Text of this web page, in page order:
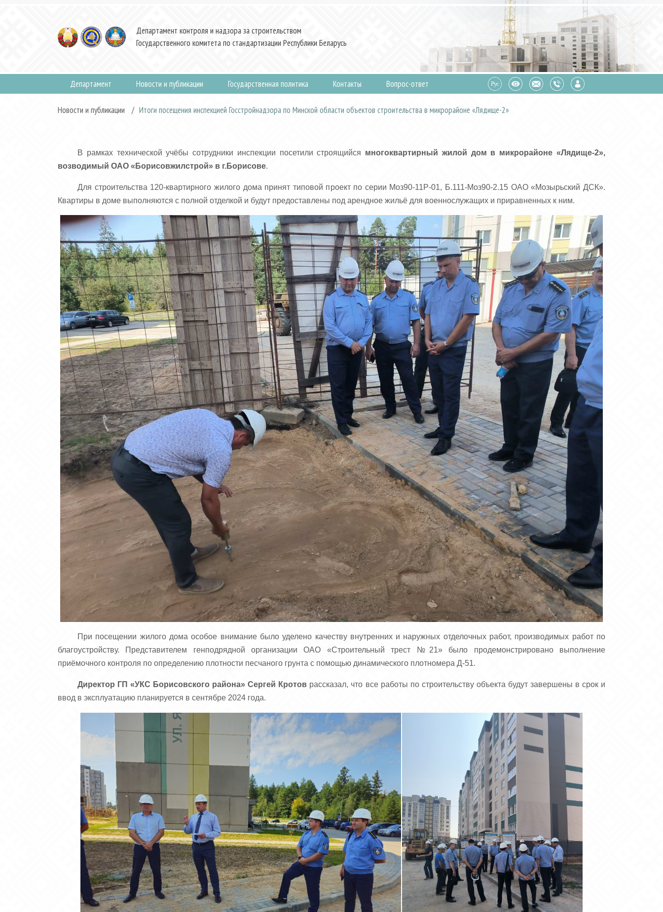
Департамент контроля и надзора за строительством
Государственного комитета по стандартизации Республики Беларусь
Департамент Новости и публикации Государственная политика Контакты Вопрос-ответ
Новости и публикации / Итоги посещения инспекцией Госстройнадзора по Минской области объектов строительства в микрорайоне «Лядище-2»
В рамках технической учёбы сотрудники инспекции посетили строящийся многоквартирный жилой дом в микрорайоне «Лядище-2»,
возводимый ОАО «Борисовжилстрой» в г.Борисове.
Для строительства 120-квартирного жилого дома принят типовой проект по серии Моз90-11Р-01, Б.111-Моз90-2.15 ОАО «Мозырьский ДСК».
Квартиры в доме выполняются с полной отделкой и будут предоставлены под арендное жильё для военнослужащих и приравненных к ним.
При посещении жилого дома особое внимание было уделено качеству внутренних и наружных отделочных работ, производимых работ по
благоустройству. Представителем генподрядной организации ОАО «Строительный трест №21» было продемонстрировано выполнение
приёмочного контроля по определению плотности песчаного грунта с помощью динамического плотномера Д-51.
Директор ГП «УКС Борисовского района» Сергей Кротов рассказал, что все работы по строительству объекта будут завершены в срок и
ввод в эксплуатацию планируется в сентябре 2024 года.